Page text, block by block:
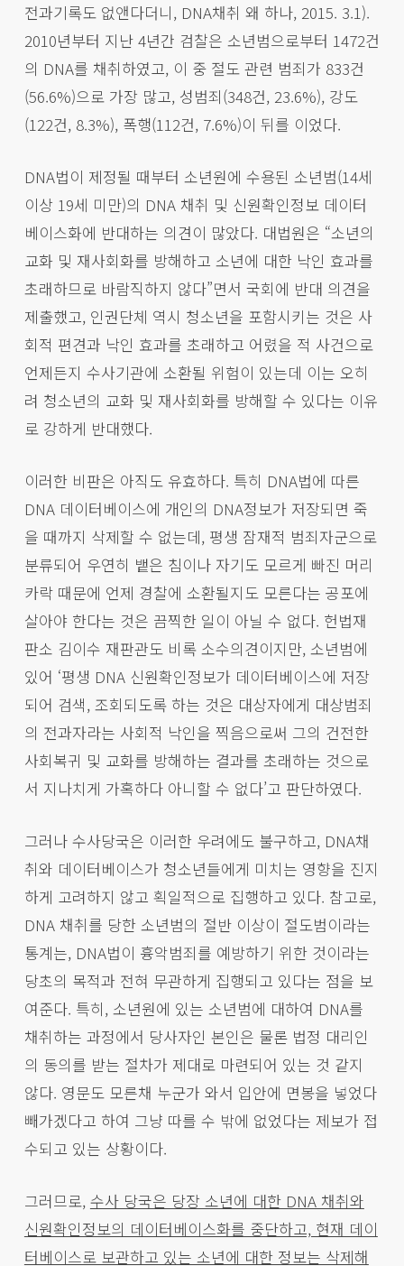
전과기록도 없앤다더니, DNA채취 왜 하나, 2015. 3.1).
2010년부터 지난 4년간 검찰은 소년범으로부터 1472건
의 DNA를 채취하였고, 이 중 절도 관련 범죄가 833건
(56.6%)으로 가장 많고, 성범죄(348건, 23.6%), 강도
(122건, 8.3%), 폭행(112건, 7.6%)이 뒤를 이었다.
DNA법이 제정될 때부터 소년원에 수용된 소년범(14세
이상 19세 미만)의 DNA 채취 및 신원확인정보 데이터
베이스화에 반대하는 의견이 많았다. 대법원은 “소년의
교화 및 재사회화를 방해하고 소년에 대한 낙인 효과를
초래하므로 바람직하지 않다”면서 국회에 반대 의견을
제출했고, 인권단체 역시 청소년을 포함시키는 것은 사
회적 편견과 낙인 효과를 초래하고 어렸을 적 사건으로
언제든지 수사기관에 소환될 위험이 있는데 이는 오히
려 청소년의 교화 및 재사회화를 방해할 수 있다는 이유
로 강하게 반대했다.
이러한 비판은 아직도 유효하다. 특히 DNA법에 따른
DNA 데이터베이스에 개인의 DNA정보가 저장되면 죽
을 때까지 삭제할 수 없는데, 평생 잠재적 범죄자군으로
분류되어 우연히 뱉은 침이나 자기도 모르게 빠진 머리
카락 때문에 언제 경찰에 소환될지도 모른다는 공포에
살아야 한다는 것은 끔찍한 일이 아닐 수 없다. 헌법재
판소 김이수 재판관도 비록 소수의견이지만, 소년범에
있어 ‘평생 DNA 신원확인정보가 데이터베이스에 저장
되어 검색, 조회되도록 하는 것은 대상자에게 대상범죄
의 전과자라는 사회적 낙인을 찍음으로써 그의 건전한
사회복귀 및 교화를 방해하는 결과를 초래하는 것으로
서 지나치게 가혹하다 아니할 수 없다’고 판단하였다.
그러나 수사당국은 이러한 우려에도 불구하고, DNA채
취와 데이터베이스가 청소년들에게 미치는 영향을 진지
하게 고려하지 않고 획일적으로 집행하고 있다. 참고로,
DNA 채취를 당한 소년범의 절반 이상이 절도범이라는
통계는, DNA법이 흉악범죄를 예방하기 위한 것이라는
당초의 목적과 전혀 무관하게 집행되고 있다는 점을 보
여준다. 특히, 소년원에 있는 소년범에 대하여 DNA를
채취하는 과정에서 당사자인 본인은 물론 법정 대리인
의 동의를 받는 절차가 제대로 마련되어 있는 것 같지
않다. 영문도 모른채 누군가 와서 입안에 면봉을 넣었다
빼가겠다고 하여 그냥 따를 수 밖에 없었다는 제보가 접
수되고 있는 상황이다.
그러므로, 수사 당국은 당장 소년에 대한 DNA 채취와
신원확인정보의 데이터베이스화를 중단하고, 현재 데이
터베이스로 보관하고 있는 소년에 대한 정보는 삭제해